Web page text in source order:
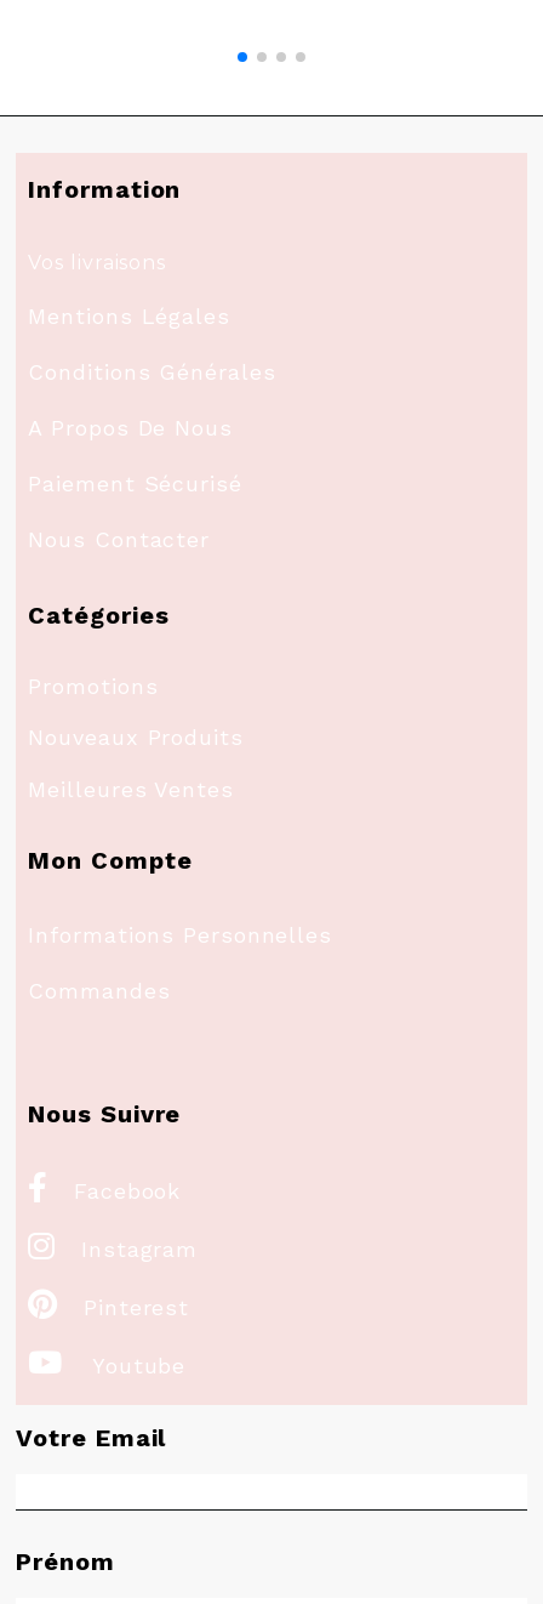
Information
Vos livraisons
Mentions Légales
Conditions Générales
A Propos De Nous
Paiement Sécurisé
Nous Contacter
Catégories
Promotions
Nouveaux Produits
Meilleures Ventes
Mon Compte
Informations Personnelles
Commandes
Nous Suivre
 Facebook
 Instagram
 Pinterest
 Youtube
Votre Email
Prénom